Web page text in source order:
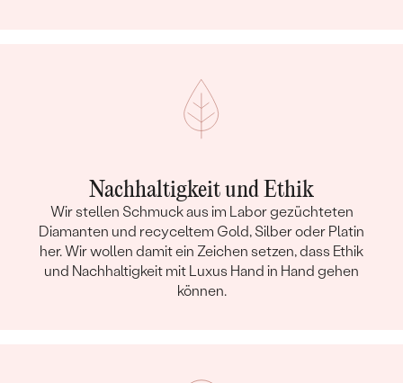
Nachhaltigkeit und Ethik
Wir stellen Schmuck aus im Labor gezüchteten
Diamanten und recyceltem Gold, Silber oder Platin
her. Wir wollen damit ein Zeichen setzen, dass Ethik
und Nachhaltigkeit mit Luxus Hand in Hand gehen
können.